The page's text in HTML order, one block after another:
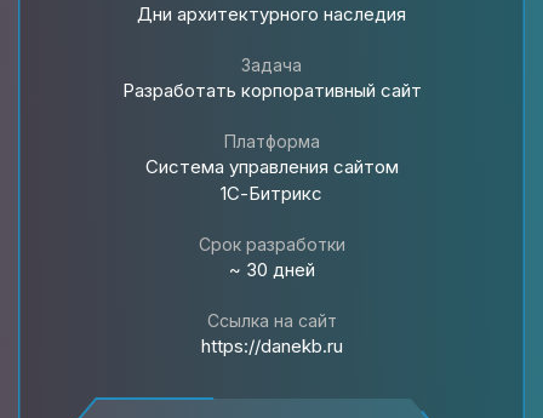
Дни архитектурного наследия
Задача
Разработать корпоративный сайт
Платформа
Система управления сайтом
1С-Битрикс
Срок разработки
~ 30 дней
Ссылка на сайт
https://danekb.ru